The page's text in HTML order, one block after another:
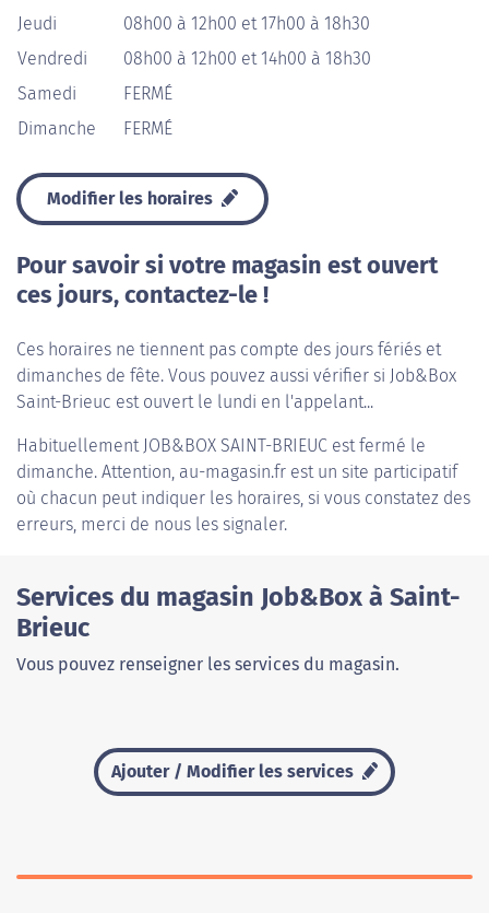
Jeudi
08h00 à 12h00 et 17h00 à 18h30
Vendredi
08h00 à 12h00 et 14h00 à 18h30
Samedi
FERMÉ
Dimanche
FERMÉ
Modifier les horaires
Pour savoir si votre magasin est ouvert
ces jours, contactez-le !
Ces horaires ne tiennent pas compte des jours fériés et
dimanches de fête. Vous pouvez aussi vérifier si Job&Box
Saint-Brieuc est ouvert le lundi en l'appelant...
Habituellement JOB&BOX SAINT-BRIEUC est fermé le
dimanche. Attention, au-magasin.fr est un site participatif
où chacun peut indiquer les horaires, si vous constatez des
erreurs, merci de nous les signaler.
Services du magasin Job&Box à Saint-
Brieuc
Vous pouvez renseigner les services du magasin.
Ajouter / Modifier les services